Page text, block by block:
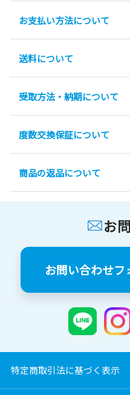
お支払い方法について
送料について
受取方法・納期について
度数交換保証について
商品の返品について
お
お問い合わせフ
特定商取引法に基づく表示